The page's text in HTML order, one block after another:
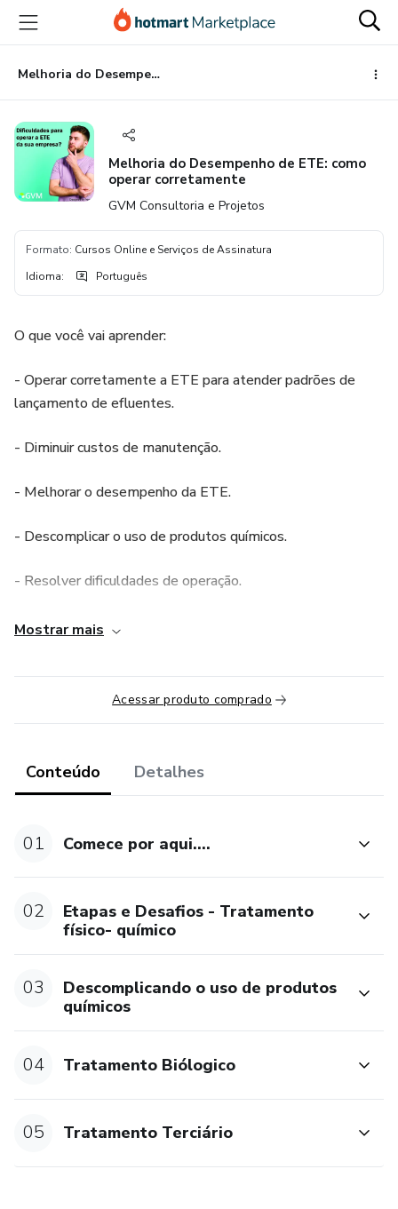
para
conteúdo
principal
para
pagamento
para
rodapé
Melhoria do Desempenho de ETE: como operar corretamente
Melhoria do Desempenho de ETE: como
operar corretamente
GVM Consultoria e Projetos
Formato: Cursos Online e Serviços de Assinatura
Idioma: Português
O que você vai aprender:
- Operar corretamente a ETE para atender padrões de
lançamento de efluentes.
- Diminuir custos de manutenção.
- Melhorar o desempenho da ETE.
- Descomplicar o uso de produtos químicos.
- Resolver dificuldades de operação.
Mostrar mais
Acessar produto comprado
Conteúdo Detalhes
01 Comece por aqui....
02
Etapas e Desafios - Tratamento
físico- químico
03
Descomplicando o uso de produtos
químicos
04 Tratamento Biólogico
05 Tratamento Terciário